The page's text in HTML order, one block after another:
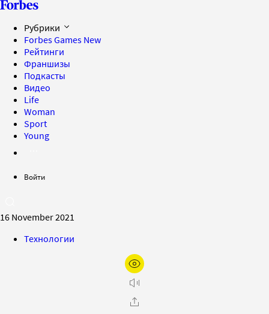
Рубрики
Forbes Games New
Рейтинги
Франшизы
Подкасты
Видео
Life
Woman
Sport
Young
Войти
16 November 2021
Технологии